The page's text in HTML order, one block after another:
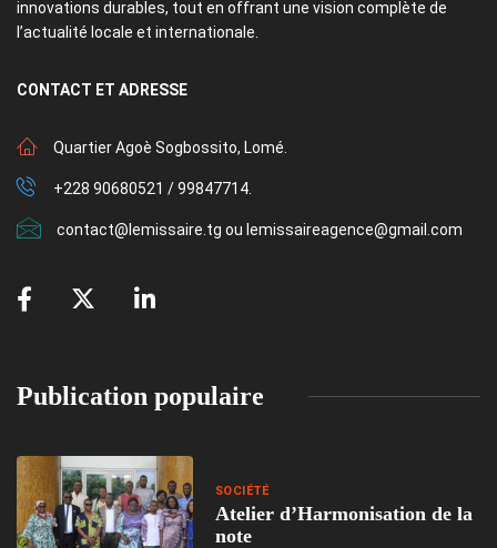
innovations durables, tout en offrant une vision complète de
l’actualité locale et internationale.
CONTACT ET ADRESSE
Quartier Agoè Sogbossito, Lomé.
+228 90680521 / 99847714.
contact@lemissaire.tg ou lemissaireagence@gmail.com
Publication populaire
SOCIÉTÉ
Atelier d’Harmonisation de la
note